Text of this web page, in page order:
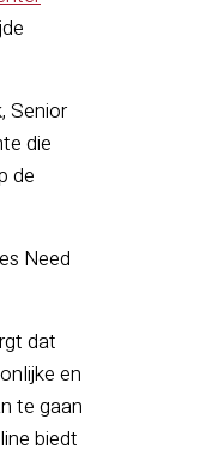
Senior
die
de
Need
dat
en
te gaan
biedt